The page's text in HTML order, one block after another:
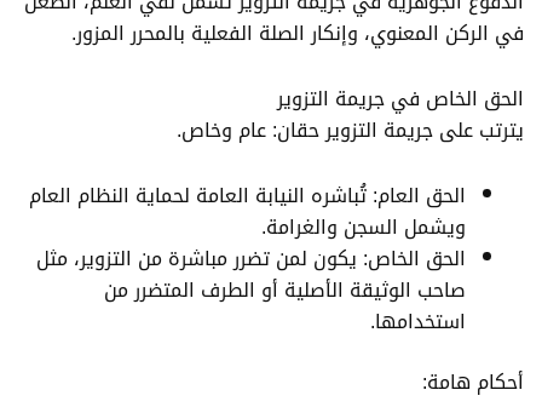
في الركن المعنوي، وإنكار الصلة الفعلية بالمحرر المزور.
الحق الخاص في جريمة التزوير
يترتب على جريمة التزوير حقان: عام وخاص.
الحق العام: تُباشره النيابة العامة لحماية النظام العام
ويشمل السجن والغرامة.
الحق الخاص: يكون لمن تضرر مباشرة من التزوير، مثل
صاحب الوثيقة الأصلية أو الطرف المتضرر من
استخدامها.
أحكام هامة: